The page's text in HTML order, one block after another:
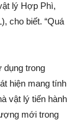
lý Hợp Phì,
cho biết. “Quá
dụng trong
hiện mang tính
vật lý tiến hành
mới trong